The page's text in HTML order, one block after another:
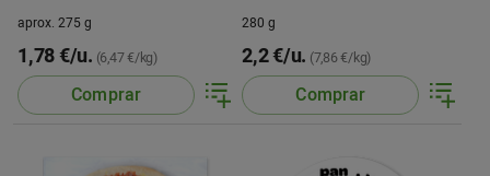
aprox. 275 g
1,78 €/u. (6,47 €/kg)
Comprar
280 g
2,2 €/u. (7,86 €/kg)
Comprar